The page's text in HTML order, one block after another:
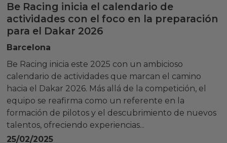
Be Racing inicia el calendario de
actividades con el foco en la preparación
para el Dakar 2026
Barcelona
Be Racing inicia este 2025 con un ambicioso
calendario de actividades que marcan el camino
hacia el Dakar 2026. Más allá de la competición, el
equipo se reafirma como un referente en la
formación de pilotos y el descubrimiento de nuevos
talentos, ofreciendo experiencias...
25/02/2025